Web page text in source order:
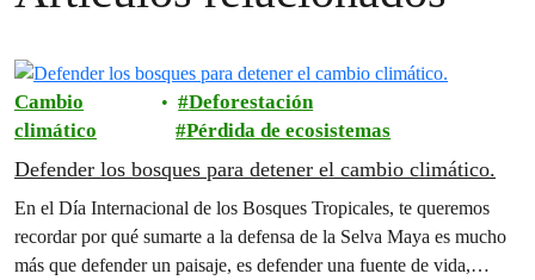
Cambio
climático
Deforestación
Pérdida de ecosistemas
Defender los bosques para detener el cambio climático.
En el Día Internacional de los Bosques Tropicales, te queremos
recordar por qué sumarte a la defensa de la Selva Maya es mucho
más que defender un paisaje, es defender una fuente de vida,